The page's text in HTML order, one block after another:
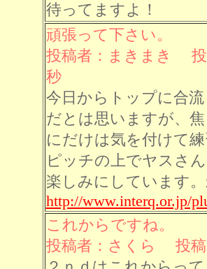
待ってますよ！
頑張って下さい。
投稿者：まきまき 投
秒
今日からトップに合
だとは思いますが、
にだけは気を付けて
ピッチの上でヤスさ
楽しみにしています
http://www.interq.or.jp/
これからですね。
投稿者：さくら 投稿